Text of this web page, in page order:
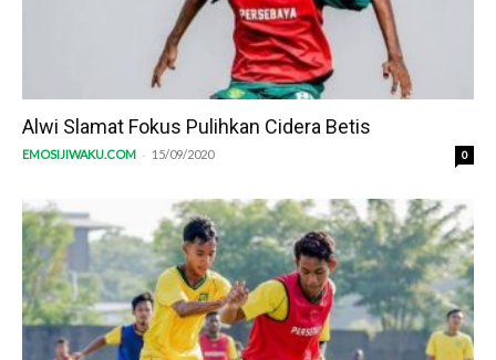
Alwi Slamat Fokus Pulihkan Cidera Betis
EMOSIJIWAKU.COM - 15/09/2020 0